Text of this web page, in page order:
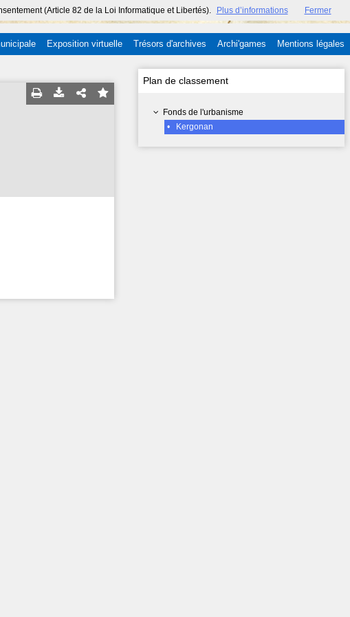
(Article 82 de la Loi Informatique et Libertés). Plus d’informations Fermer
Exposition virtuelle Trésors d'archives Archi'games Mentions légales
Plan de classement
Fonds de l'urbanisme
•
Kergonan